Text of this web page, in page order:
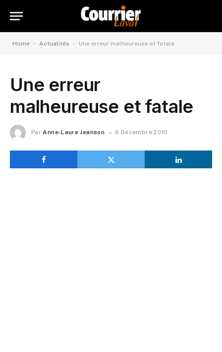
Home - Actualités - Une erreur malheureuse et fatale
Une erreur
malheureuse et fatale
Par Anne-Laure Jeanson 6 Décembre 2010